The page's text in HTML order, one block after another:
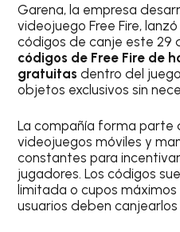
Garena, la empresa
videojuego Free Fire,
códigos de canje este 29
códigos de Free Fire de
gratuitas dentro del
objetos exclusivos sin
La compañía forma parte
videojuegos móviles y
constantes para
jugadores. Los códigos
limitada o cupos
usuarios deben